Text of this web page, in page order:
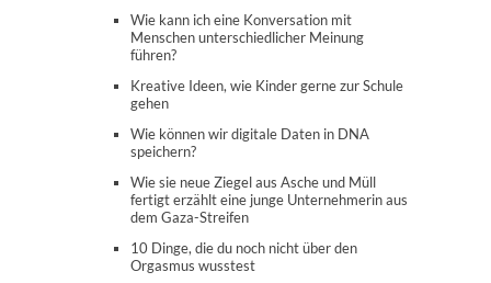
Wie kann ich eine Konversation mit
Menschen unterschiedlicher Meinung
führen?
Kreative Ideen, wie Kinder gerne zur Schule
gehen
Wie können wir digitale Daten in DNA
speichern?
Wie sie neue Ziegel aus Asche und Müll
fertigt erzählt eine junge Unternehmerin aus
dem Gaza-Streifen
10 Dinge, die du noch nicht über den
Orgasmus wusstest